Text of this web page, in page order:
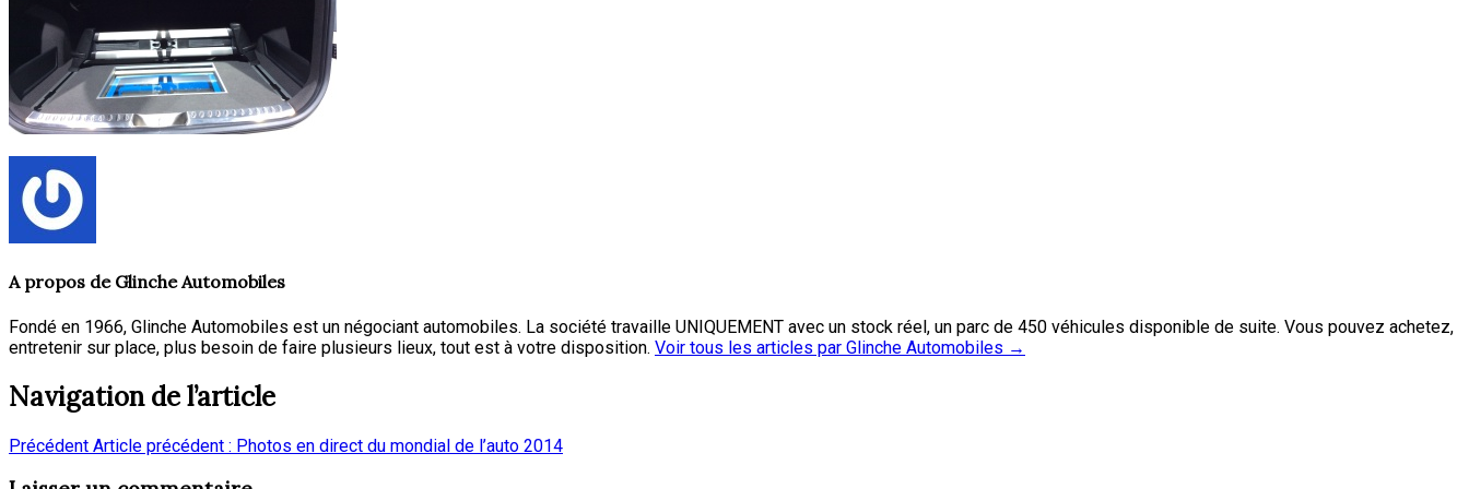
A propos de Glinche Automobiles
Fondé en 1966, Glinche Automobiles est un négociant automobiles. La société travaille UNIQUEMENT avec un stock réel, un parc de 450 véhicules disponible de suite. Vous pouvez achetez,
entretenir sur place, plus besoin de faire plusieurs lieux, tout est à votre disposition. Voir tous les articles par Glinche Automobiles →
Navigation de l’article
Précédent Article précédent : Photos en direct du mondial de l’auto 2014